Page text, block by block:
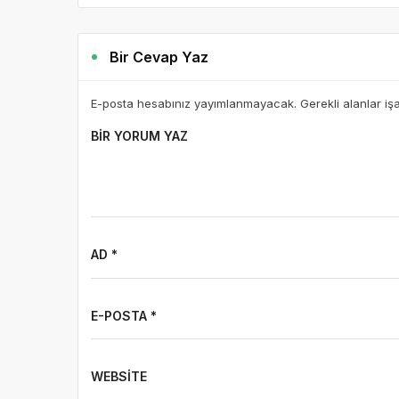
Bir Cevap Yaz
E-posta hesabınız yayımlanmayacak. Gerekli alanlar
BIR YORUM YAZ
AD *
E-POSTA *
WEBSITE